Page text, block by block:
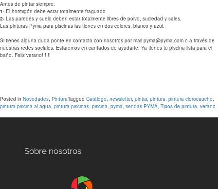
Antes de pintar siempre:
1- El hormigón debe estar totalmente fraguado
2- Las paredes y suelo deben estar totalmente libres de polvo, suciedad y sales.
Las pinturas Pyma para piscinas las tienes en dos colores, blanco y azul.
Si tienes alguna duda ponte en contacto con nosotros por mail pyma@pyma.com o a través de
nuestras redes sociales. Estaremos en cantados de ayudarte. Ya tienes tu piscina lista para el
baño. Feliz verano!!!!!!
Posted in Novedades, PinturaTagged Catálogo, newsletter, pintar, pintura, pintura clorocaucho,
pintura piscina al agua, pintura piscinas, piscina, pyma, tiendas PYMA, Tipos de pintura, verano
Sobre nosotros